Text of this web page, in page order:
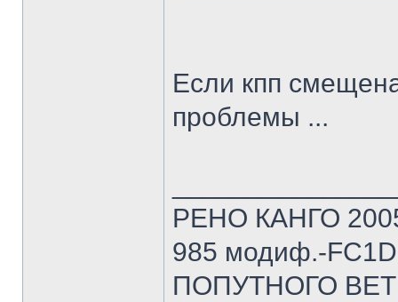
Если кпп
проблемы ...
РЕНО КАНГО
985 модиф.-
ПОПУТНОГО